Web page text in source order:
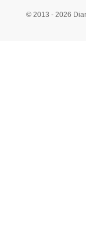
© 2013 - 2026